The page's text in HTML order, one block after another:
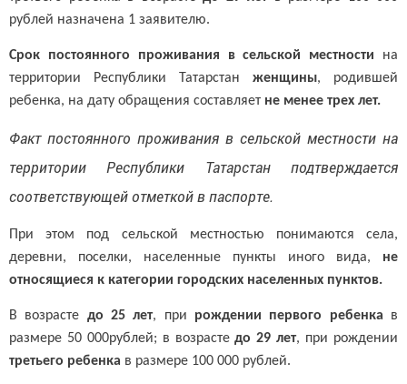
рублей назначена 1 заявителю.
Срок постоянного проживания в сельской местности на
территории Республики Татарстан женщины, родившей
ребенка, на дату обращения составляет не менее трех лет.
Факт постоянного проживания в сельской местности на
территории Республики Татарстан подтверждается
соответствующей отметкой в паспорте.
При этом под сельской местностью понимаются села,
деревни, поселки, населенные пункты иного вида, не
относящиеся к категории городских населенных пунктов.
В возрасте до 25 лет, при рождении первого ребенка в
размере 50 000рублей; в возрастедо 29 лет, при рождении
третьего ребенка в размере 100 000 рублей.